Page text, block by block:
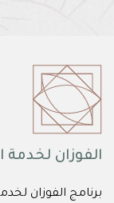
الفوزان لخدمة
برنامج الفوزان